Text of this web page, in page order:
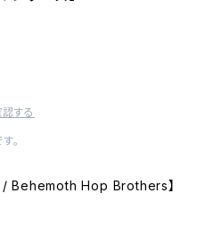
する
。
/ Behemoth Hop Brothers】